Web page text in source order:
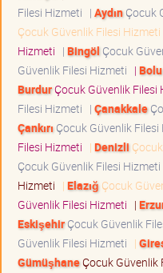
Filesi Hizmeti | AydınÇocuk
Çocuk Güvenlik Filesi Hizmeti
Hizmeti | Bingöl Çocuk
Güvenlik Filesi Hizmeti | Bolu
BurdurÇocuk Güvenlik Filesi
Filesi Hizmeti | Çanakkale
Çankırı Çocuk Güvenlik Filesi
Filesi Hizmeti | Denizli
Çocuk Güvenlik Filesi Hizmeti
Hizmeti | Elazığ Çocuk
Güvenlik Filesi Hizmeti |
EskişehirÇocuk Güvenlik
Güvenlik Filesi Hizmeti |
GümüşhaneÇocuk Güvenlik